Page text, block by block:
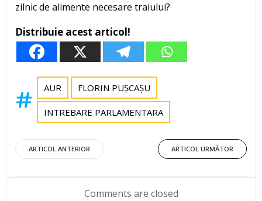
zilnic de alimente necesare traiului?
Distribuie acest articol!
AUR FLORIN PUȘCAȘU
INTREBARE PARLAMENTARA
Post
navigation
ARTICOL ANTERIOR
Post
navigation
ARTICOL URMĂTOR
Comments are closed